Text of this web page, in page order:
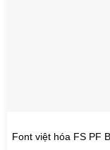
Font việt hóa FS PF